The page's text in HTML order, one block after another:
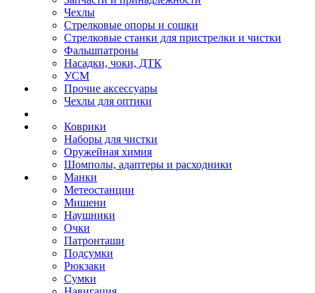
Чехлы
Стрелковые опоры и сошки
Стрелковые станки для пристрелки и чистки
Фальшпатроны
Насадки, чоки, ДТК
УСМ
Прочие аксессуары
Чехлы для оптики
Коврики
Наборы для чистки
Оружейная химия
Шомполы, адаптеры и расходники
Манки
Метеостанции
Мишени
Наушники
Очки
Патронташи
Подсумки
Рюкзаки
Сумки